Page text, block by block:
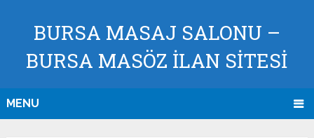
BURSA MASAJ SALONU –
BURSA MASÖZ İLAN SİTESİ
MENU